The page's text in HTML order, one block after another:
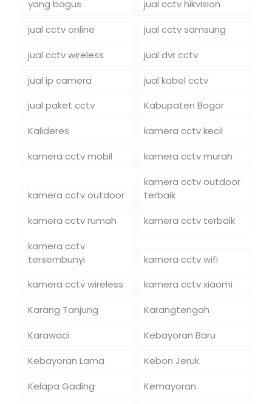
yang bagus
jual cctv hikvision
jual cctv online
jual cctv samsung
jual cctv wireless
jual dvr cctv
jual ip camera
jual kabel cctv
jual paket cctv
Kabupaten Bogor
Kalideres
kamera cctv kecil
kamera cctv mobil
kamera cctv murah
kamera cctv outdoor
kamera cctv outdoor
terbaik
kamera cctv rumah
kamera cctv terbaik
kamera cctv
tersembunyi
kamera cctv wifi
kamera cctv wireless
kamera cctv xiaomi
Karang Tanjung
Karangtengah
Karawaci
Kebayoran Baru
Kebayoran Lama
Kebon Jeruk
Kelapa Gading
Kemayoran